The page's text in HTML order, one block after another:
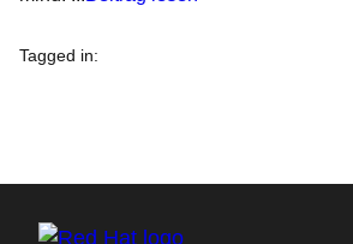
Tagged in: